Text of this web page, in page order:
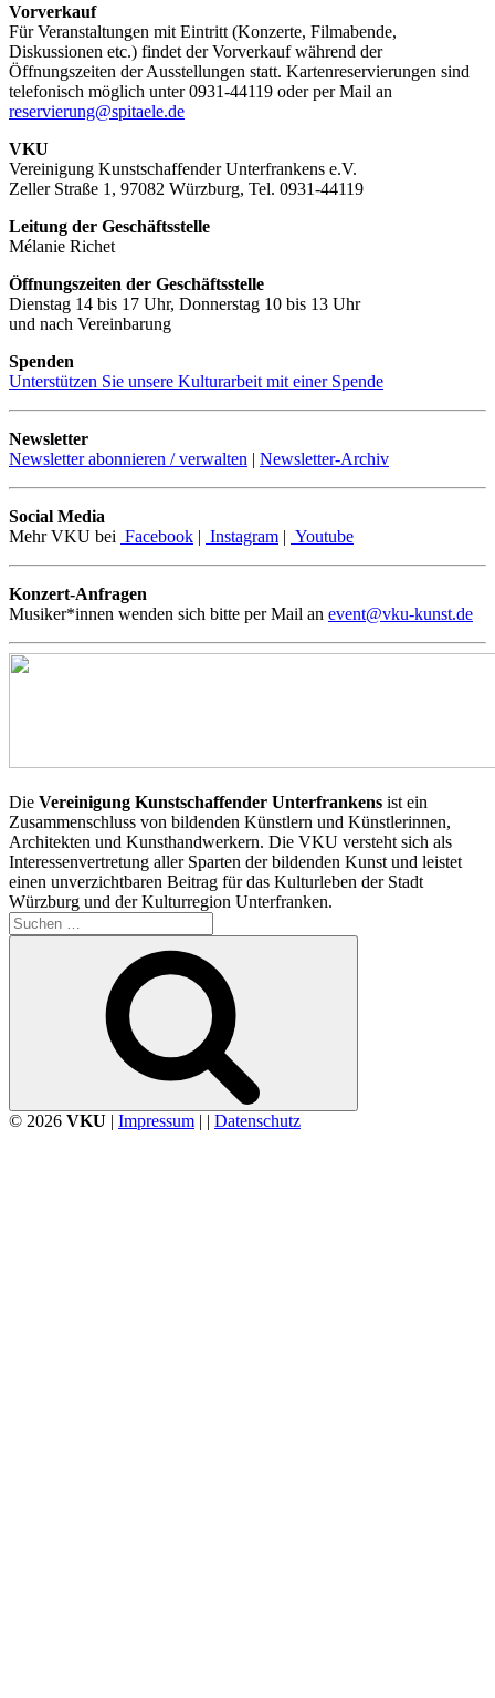
Vorverkauf
Für Veranstaltungen mit Eintritt (Konzerte, Filmabende,
Diskussionen etc.) findet der Vorverkauf während der
Öffnungszeiten der Ausstellungen statt. Kartenreservierungen sind
telefonisch möglich unter 0931-44119 oder per Mail an
reservierung@spitaele.de
VKU
Vereinigung Kunstschaffender Unterfrankens e.V.
Zeller Straße 1, 97082 Würzburg, Tel. 0931-44119
Leitung der Geschäftsstelle
Mélanie Richet
Öffnungszeiten der Geschäftsstelle
Dienstag 14 bis 17 Uhr, Donnerstag 10 bis 13 Uhr
und nach Vereinbarung
Spenden
Unterstützen Sie unsere Kulturarbeit mit einer Spende
Newsletter
Newsletter abonnieren / verwalten | Newsletter-Archiv
Social Media
Mehr VKU bei Facebook | Instagram | Youtube
Konzert-Anfragen
Musiker*innen wenden sich bitte per Mail an event@vku-kunst.de
Die Vereinigung Kunstschaffender Unterfrankens ist ein
Zusammenschluss von bildenden Künstlern und Künstlerinnen,
Architekten und Kunsthandwerkern. Die VKU versteht sich als
Interessenvertretung aller Sparten der bildenden Kunst und leistet
einen unverzichtbaren Beitrag für das Kulturleben der Stadt
Würzburg und der Kulturregion Unterfranken.
Suchen
nach:
© 2026 VKU | Impressum | | Datenschutz